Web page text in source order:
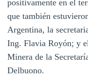
positivamente en el
que también
Argentina, la
Ing. Flavia Royón; y
Minera de la
Delbuono.